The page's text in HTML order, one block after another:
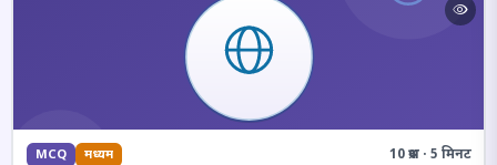
MCQ मध्यम 10 प्रश्न · 5 मिनट